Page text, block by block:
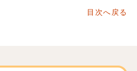
目次へ戻る